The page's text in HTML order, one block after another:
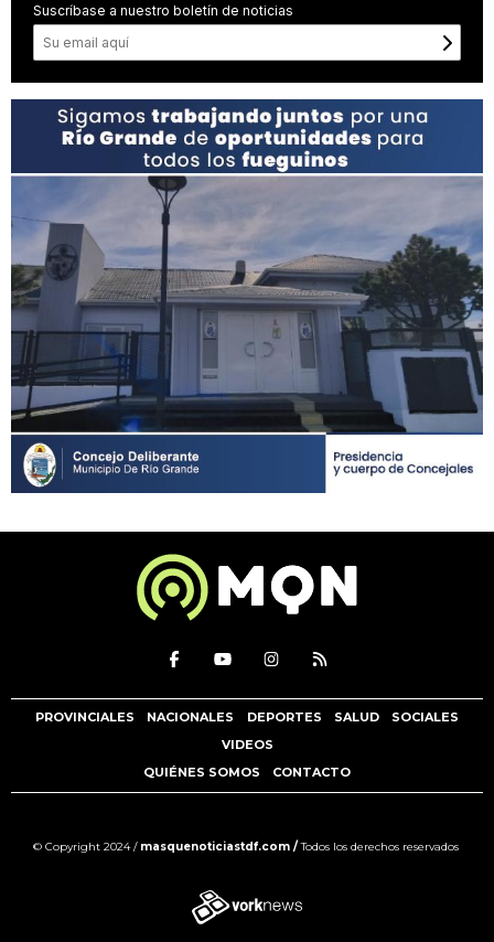
Suscríbase a nuestro boletín de noticias
PROVINCIALES NACIONALES DEPORTES SALUD
SOCIALES
VIDEOS
QUIÉNES SOMOS
CONTACTO
© Copyright 2024 / masquenoticiastdf.com /Todos los derechos reservados